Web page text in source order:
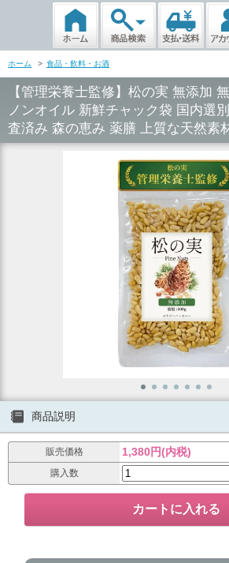
ホーム > 食品・飲料・お酒
【管理栄養士監修】松の実 無添加
ノンオイル 新鮮チャック袋 国内選
査済み 森の恵み 薬膳 上質な天然素
商品説明
販売価格 1,380円(内税)
購入数